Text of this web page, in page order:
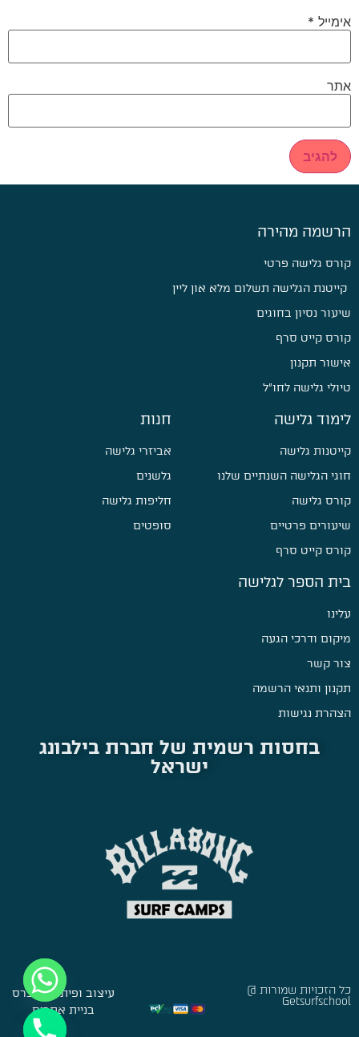
אימייל *
אתר
הרשמה מהירה
קורס גלישה פרטי
קייטנת הגלישה תשלום מלא און ליין
שיעור נסיון בחוגים
קורס קייט סרף
אישור תקנון
טיולי גלישה לחו״ל
לימוד גלישה
קייטנות גלישה
חוגי הגלישה השנתיים שלנו
קורס גלישה
שיעורים פרטיים
קורס קייט סרף
חנות
אביזרי גלישה
גלשנים
חליפות גלישה
סופטים
בית הספר לגלישה
עלינו
מיקום ודרכי הגעה
צור קשר
תקנון ותנאי הרשמה
הצהרת נגישות
בחסות רשמית של חברת בילבונג
ישראל
כל הזכויות שמורות @
Getsurfschool
עיצוב ופיתוח:סברס
בניית אתרים